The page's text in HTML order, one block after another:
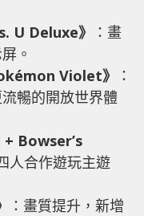
U Deluxe》
：畫
。
Violet》
：
暢的開放世界體
Bowser’s
人合作遊玩主遊
：畫質提升，新增